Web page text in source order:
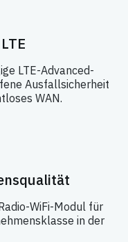
LTE-Advanced-
Ausfallsicherheit
WAN.
WiFi-Modul für
in der